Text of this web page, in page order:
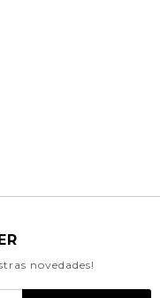
novedades!